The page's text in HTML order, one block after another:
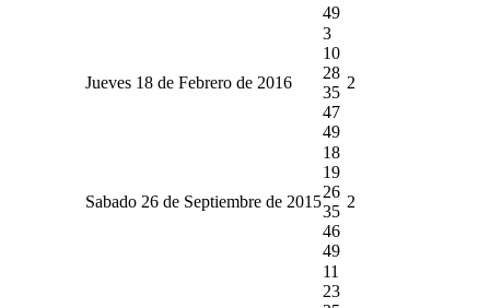
49
Jueves 18 de Febrero de 2016
3
10
28
35
47
49
2
Sabado 26 de Septiembre de 2015
18
19
26
35
46
49
2
11
23